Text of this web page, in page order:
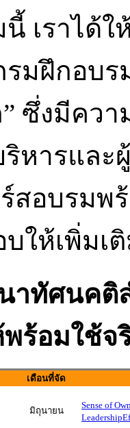
เราได้
มฝึกอบร
ซึ่งมีคว
หารและ
อบรมพ
ให้เพิ่มเ
ทัศนคติ
ร้อมใช้จ
เดือนที่จัด
มิถุนายน
Sense of
Leadership